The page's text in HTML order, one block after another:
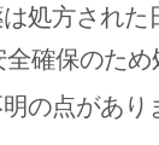
は処方され
確保のため
明の点があ